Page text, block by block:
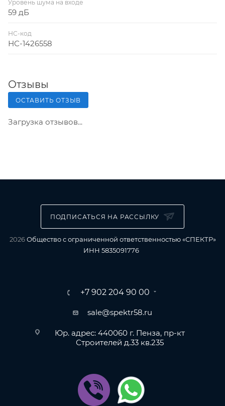
Уровень шума на входе
59 дБ
НС-код
НС-1426558
Отзывы
ОСТАВИТЬ ОТЗЫВ
Загрузка отзывов...
ПОДПИСАТЬСЯ НА РАССЫЛКУ
2026Общество с ограниченной ответственностью «СПЕКТР»
ИНН 5835091776
+7 902 204 90 00
sale@spektr58.ru
Юр. адрес: 440060 г. Пенза, пр-кт
Строителей д.33 кв.235